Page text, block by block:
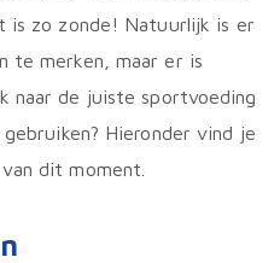
is zo zonde! Natuurlijk is er
te merken, maar er is
naar de juiste sportvoeding
Hieronder vind je
dit moment.